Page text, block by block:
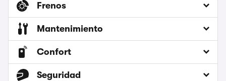
Frenos
Mantenimiento
Confort
Seguridad